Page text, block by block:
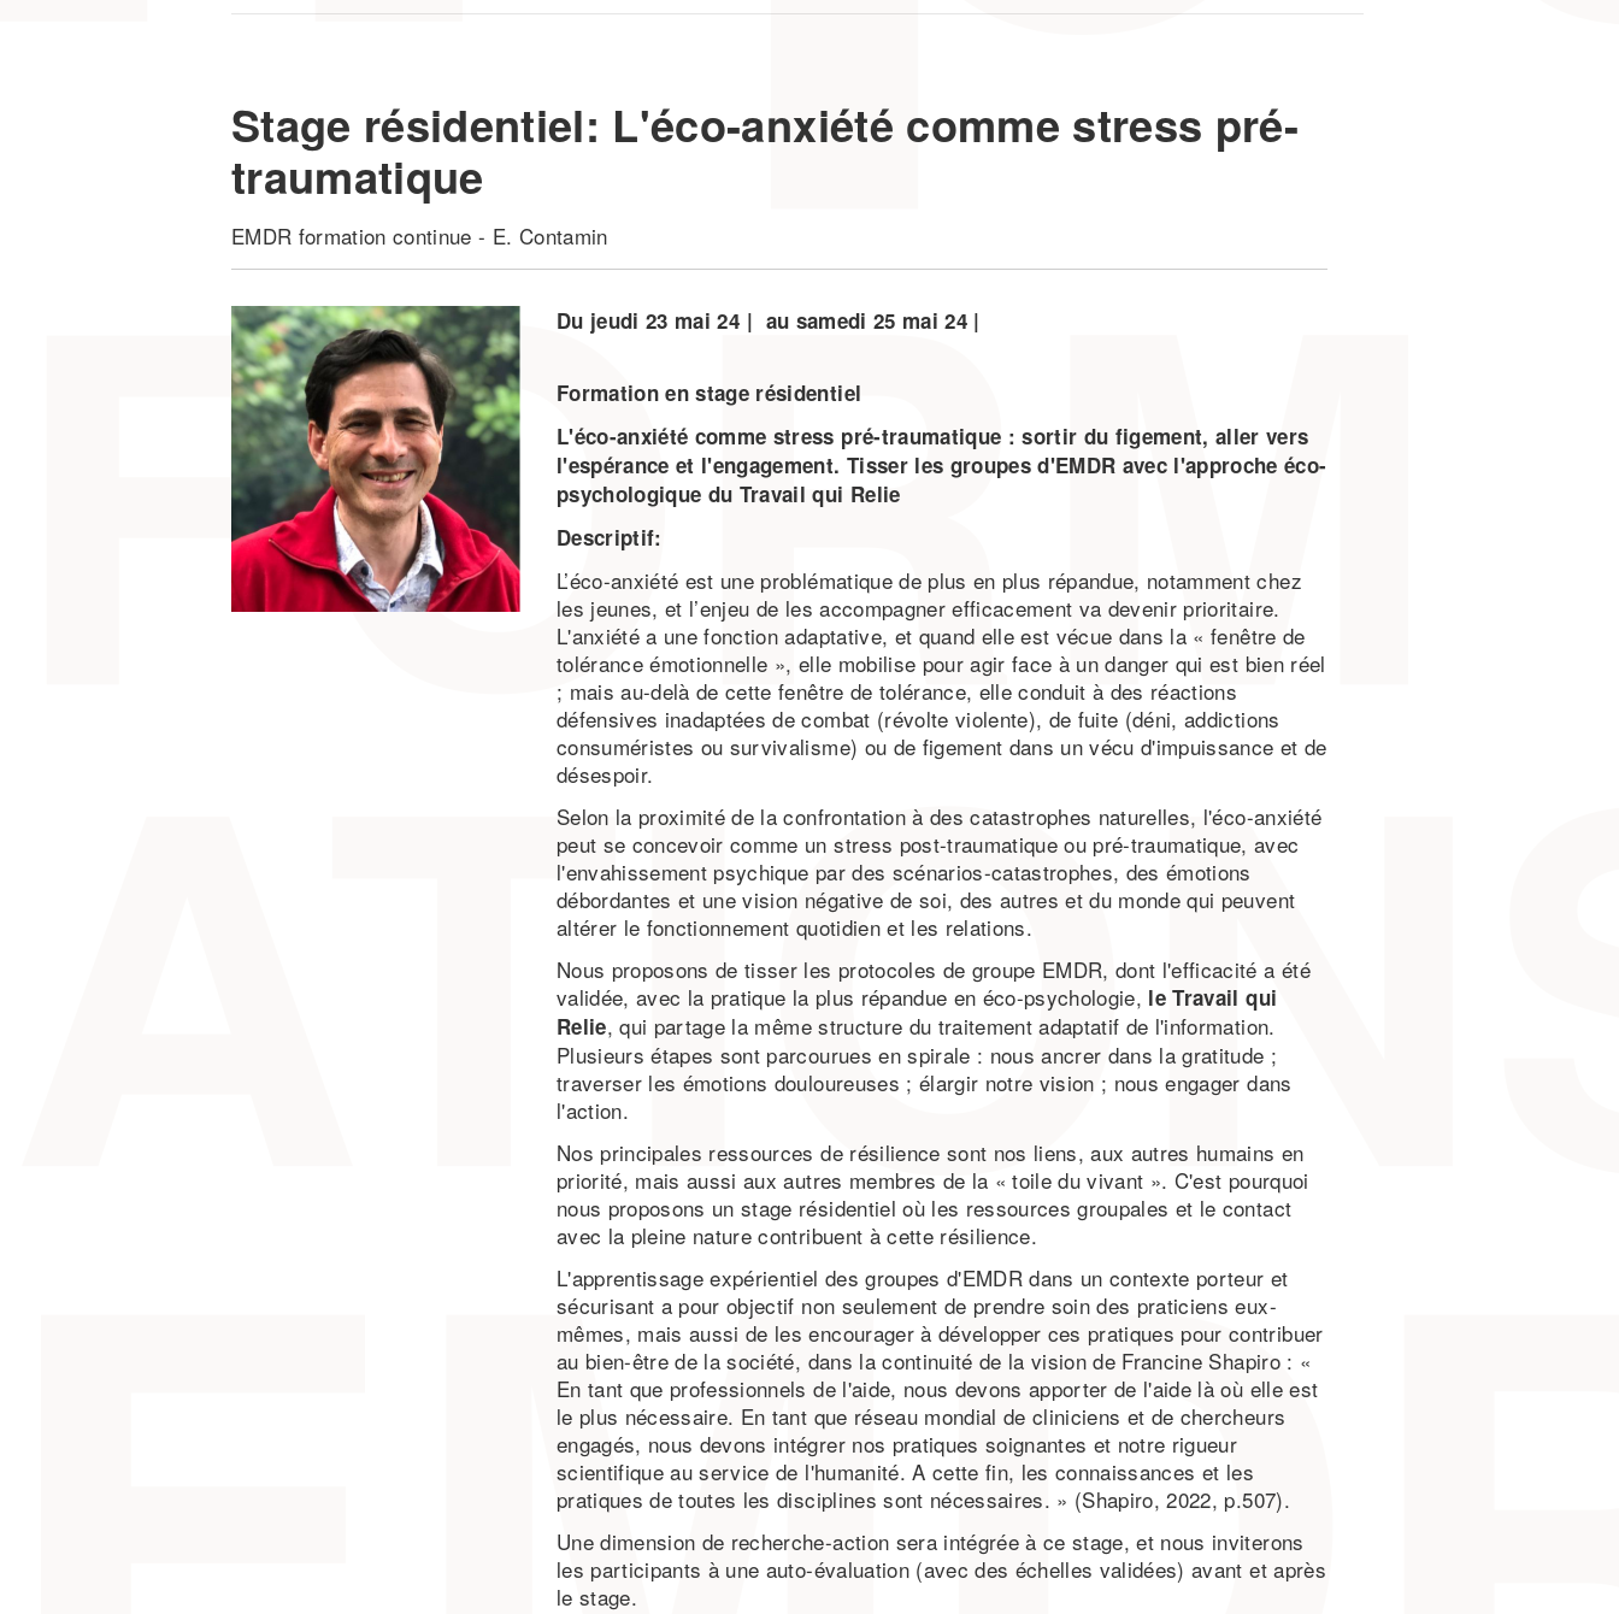
Stage résidentiel: L'éco-anxiété comme stress pré-
traumatique
EMDR formation continue- E. Contamin
Du jeudi 23 mai 24 au samedi 25 mai 24
Formation en stage résidentiel
L'éco-anxiété comme stress pré-traumatique : sortir du figement, aller vers
l'espérance et l'engagement. Tisser les groupes d'EMDR avec l'approche éco-
psychologique du Travail qui Relie
Descriptif:
L’éco-anxiété est une problématique de plus en plus répandue, notamment chez
les jeunes, et l’enjeu de les accompagner efficacement va devenir prioritaire.
L'anxiété a une fonction adaptative, et quand elle est vécue dans la « fenêtre de
tolérance émotionnelle », elle mobilise pour agir face à un danger qui est bien réel
; mais au-delà de cette fenêtre de tolérance, elle conduit à des réactions
défensives inadaptées de combat (révolte violente), de fuite (déni, addictions
consuméristes ou survivalisme) ou de figement dans un vécu d'impuissance et de
désespoir.
Selon la proximité de la confrontation à des catastrophes naturelles, l'éco-anxiété
peut se concevoir comme un stress post-traumatique ou pré-traumatique, avec
l'envahissement psychique par des scénarios-catastrophes, des émotions
débordantes et une vision négative de soi, des autres et du monde qui peuvent
altérer le fonctionnement quotidien et les relations.
Nous proposons de tisser les protocoles de groupe EMDR, dont l'efficacité a été
validée, avec la pratique la plus répandue en éco-psychologie, le Travail qui
Relie, qui partage la même structure du traitement adaptatif de l'information.
Plusieurs étapes sont parcourues en spirale : nous ancrer dans la gratitude ;
traverser les émotions douloureuses ; élargir notre vision ; nous engager dans
l'action.
Nos principales ressources de résilience sont nos liens, aux autres humains en
priorité, mais aussi aux autres membres de la « toile du vivant ». C'est pourquoi
nous proposons un stage résidentiel où les ressources groupales et le contact
avec la pleine nature contribuent à cette résilience.
L'apprentissage expérientiel des groupes d'EMDR dans un contexte porteur et
sécurisant a pour objectif non seulement de prendre soin des praticiens eux-
mêmes, mais aussi de les encourager à développer ces pratiques pour contribuer
au bien-être de la société, dans la continuité de la vision de Francine Shapiro : «
En tant que professionnels de l'aide, nous devons apporter de l'aide là où elle est
le plus nécessaire. En tant que réseau mondial de cliniciens et de chercheurs
engagés, nous devons intégrer nos pratiques soignantes et notre rigueur
scientifique au service de l'humanité. A cette fin, les connaissances et les
pratiques de toutes les disciplines sont nécessaires. » (Shapiro, 2022, p.507).
Une dimension de recherche-action sera intégrée à ce stage, et nous inviterons
les participants à une auto-évaluation (avec des échelles validées) avant et après
le stage.